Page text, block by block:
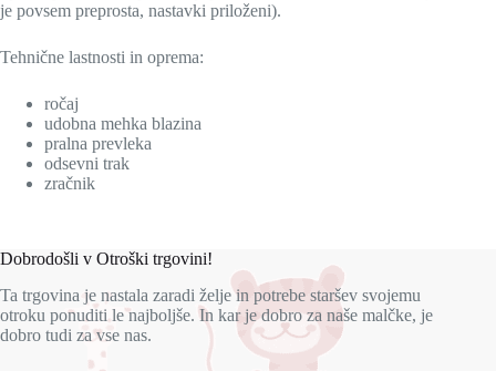
je povsem preprosta, nastavki priloženi).
Tehnične lastnosti in oprema:
ročaj
udobna mehka blazina
pralna prevleka
odsevni trak
zračnik
Dobrodošli v Otroški trgovini!
Ta trgovina je nastala zaradi želje in potrebe staršev svojemu
otroku ponuditi le najboljše. In kar je dobro za naše malčke, je
dobro tudi za vse nas.